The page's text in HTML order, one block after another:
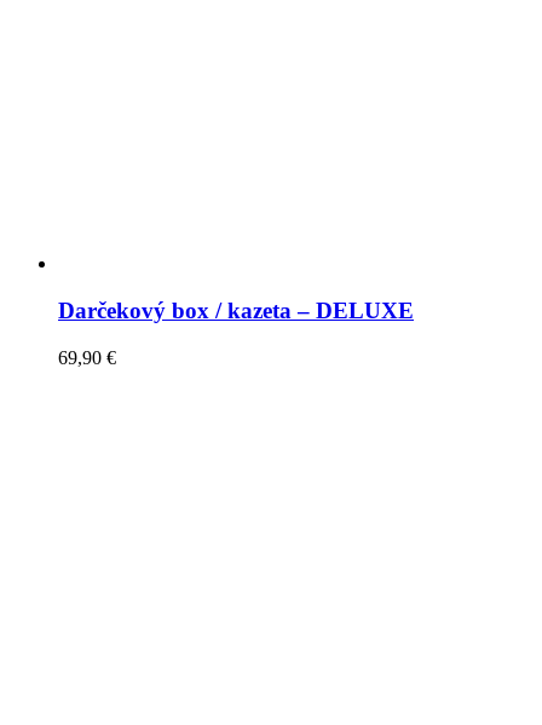
Darčekový box / kazeta – DELUXE
69,90 €